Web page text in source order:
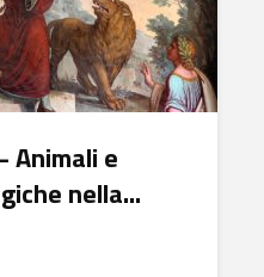
Animali e
nella...